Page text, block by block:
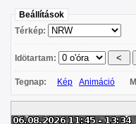
Beállítások
Térkép:
Idötartam:
Tegnap: Kép Animáció